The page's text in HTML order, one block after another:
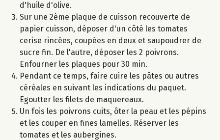
d'huile d'olive.
Sur une 2ème plaque de cuisson recouverte de
papier cuisson, déposer d'un côté les tomates
cerise rincées, coupées en deux et saupoudrer de
sucre fin. De l'autre, déposer les 2 poivrons.
Enfourner les plaques pour 30 min.
Pendant ce temps, faire cuire les pâtes ou autres
céréales en suivant les indications du paquet.
Egoutter les filets de maquereaux.
Un fois les poivrons cuits, ôter la peau et les pépins
et les couper en fines lamelles. Réserver les
tomates et les aubergines.